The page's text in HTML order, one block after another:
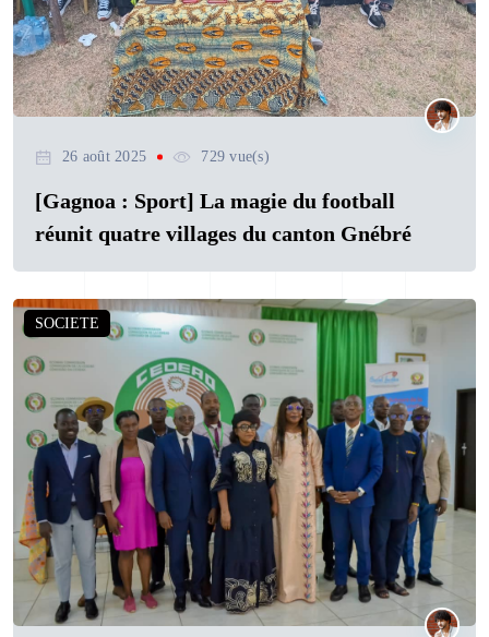
26 août 2025 729 vue(s)
[Gagnoa : Sport] La magie du football
réunit quatre villages du canton Gnébré
SOCIETE